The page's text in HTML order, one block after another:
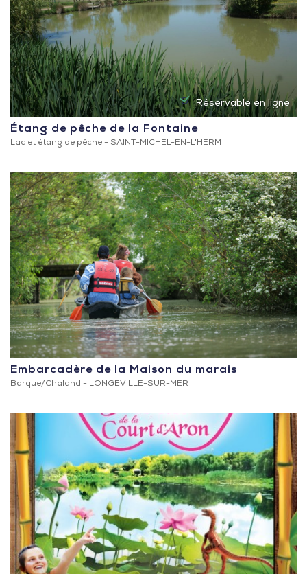
Réservable en ligne
Étang de pêche de la Fontaine
Lac et étang de pêche - SAINT-MICHEL-EN-L'HERM
Embarcadère de la Maison du marais
Barque/Chaland - LONGEVILLE-SUR-MER